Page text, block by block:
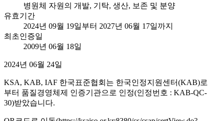
병원체 자원의 개발, 기탁, 생산, 보존 및 분양
유효기간
2024년 09월 19일부터 2027년 06월 17일까지
최초인증일
2009년 06월 18일
2024년 06월 24일
KSA, KAB, IAF 한국표준협회는 한국인정지원센터(KAB)로
부터 품질경영체제 인증기관으로 인정(인정번호 : KAB-QC-
30)받았습니다.